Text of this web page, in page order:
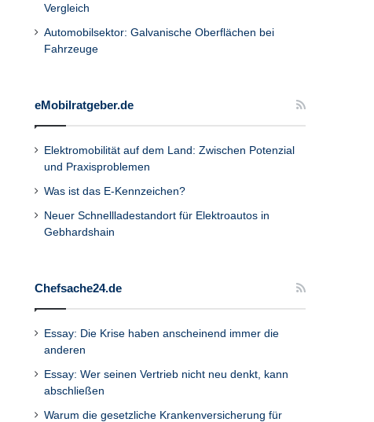
Vergleich
Automobilsektor: Galvanische Oberflächen bei
Fahrzeuge
eMobilratgeber.de
Elektromobilität auf dem Land: Zwischen Potenzial
und Praxisproblemen
Was ist das E-Kennzeichen?
Neuer Schnellladestandort für Elektroautos in
Gebhardshain
Chefsache24.de
Essay: Die Krise haben anscheinend immer die
anderen
Essay: Wer seinen Vertrieb nicht neu denkt, kann
abschließen
Warum die gesetzliche Krankenversicherung für